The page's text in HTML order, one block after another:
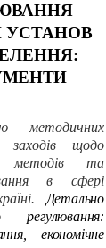
УСТАНОВ
методичних
заходів щодо
методів та
в сфері
Детально
економічне